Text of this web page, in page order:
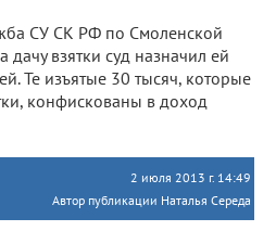
СУ СК РФ по Смоленской
дачу взятки суд назначил ей
Те изъятые 30 тысяч, которые
конфискованы в доход
2 июля 2013 г. 14:49
Автор публикации Наталья Середа